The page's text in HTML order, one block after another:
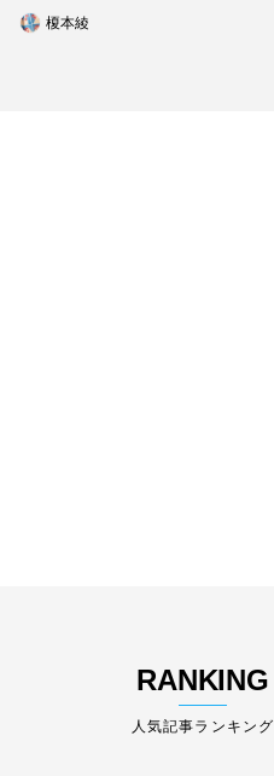
榎本綾
RANKING
人気記事ランキング